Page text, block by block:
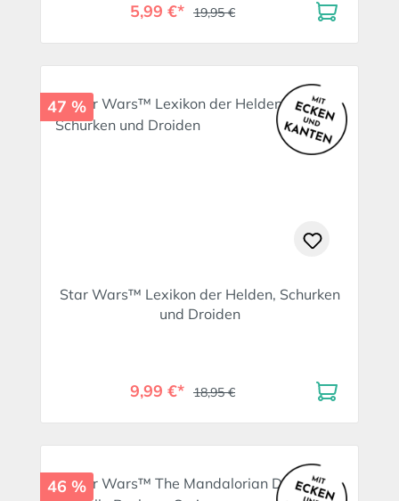
5,99 €* 19,95 €
47 %
Star Wars™ Lexikon der Helden, Schurken
und Droiden
9,99 €* 18,95 €
46 %